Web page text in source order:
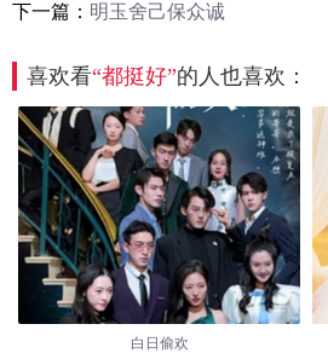
下一篇： 明玉舍己保众诚
喜欢看“都挺好”的人也喜欢：
白日偷欢